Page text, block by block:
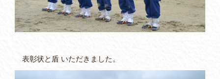
表彰状と盾 いただきました。